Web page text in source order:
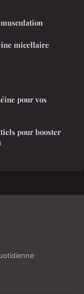
micellaire
pour vos
pour booster